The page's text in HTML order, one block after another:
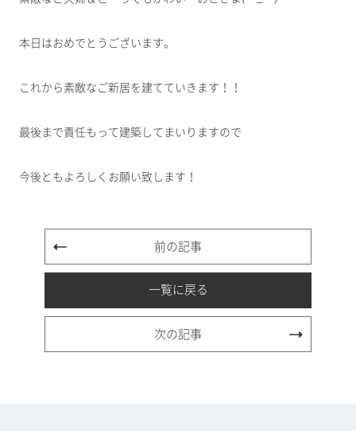
本日はおめでとうございます。
これから素敵なご新居を建てていきます！！
最後まで責任もって建築してまいりますので
今後ともよろしくお願い致します！
前の記事
一覧に戻る
次の記事